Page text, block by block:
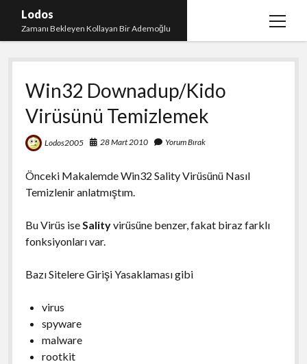
Lodos
Zamanı Bekleyen Kollayan Bir Ademoğlu
menüyü
Teşekkür
test
Win32 Downadup/Kido
Virüsünü Temizlemek
Lodos2005 28 Mart 2010 Yorum Bırak
Önceki Makalemde Win32 Sality Virüsünü Nasıl
Temizlenir anlatmıştım.
Bu Virüs iseSalityvirüsüne benzer, fakat biraz farklı
fonksiyonları var.
Bazı Sitelere Girişi Yasaklaması gibi
virus
spyware
malware
rootkit